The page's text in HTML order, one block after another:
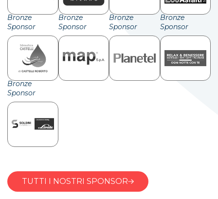
Bronze
Sponsor
Bronze
Sponsor
Bronze
Sponsor
Bronze
Sponsor
Bronze
Sponsor
TUTTI I NOSTRI SPONSOR